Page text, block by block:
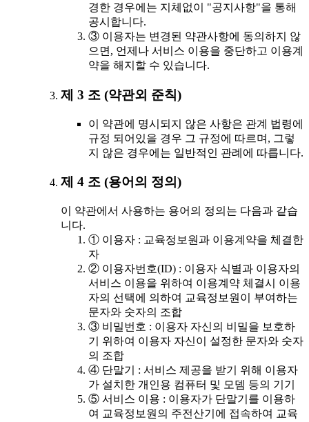
경한 경우에는 지체없이 "공지사항"을 통해
공시합니다.
③ 이용자는 변경된 약관사항에 동의하지 않
으면, 언제나 서비스 이용을 중단하고 이용계
약을 해지할 수 있습니다.
제 3 조 (약관외 준칙)
이 약관에 명시되지 않은 사항은 관계 법령에
규정 되어있을 경우 그 규정에 따르며, 그렇
지 않은 경우에는 일반적인 관례에 따릅니다.
제 4 조 (용어의 정의)
이 약관에서 사용하는 용어의 정의는 다음과 같습
니다.
① 이용자 : 교육정보원과 이용계약을 체결한
자
② 이용자번호(ID) : 이용자 식별과 이용자의
서비스 이용을 위하여 이용계약 체결시 이용
자의 선택에 의하여 교육정보원이 부여하는
문자와 숫자의 조합
③ 비밀번호 : 이용자 자신의 비밀을 보호하
기 위하여 이용자 자신이 설정한 문자와 숫자
의 조합
④ 단말기 : 서비스 제공을 받기 위해 이용자
가 설치한 개인용 컴퓨터 및 모뎀 등의 기기
⑤ 서비스 이용 : 이용자가 단말기를 이용하
여 교육정보원의 주전산기에 접속하여 교육